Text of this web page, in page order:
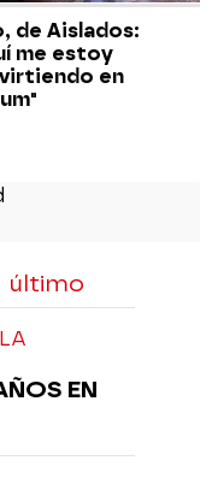
de Aislados:
me estoy
en
último
EN